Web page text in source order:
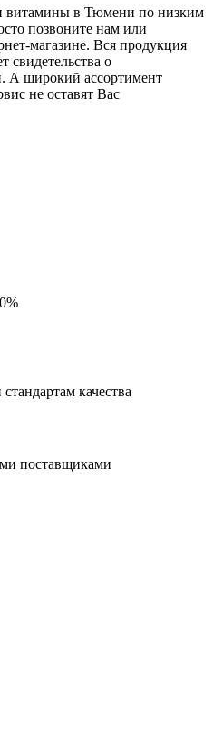
витамины в Тюмени по низким
позвоните нам или
магазине. Вся продукция
свидетельства о
А широкий ассортимент
не оставят Вас
качества
поставщиками